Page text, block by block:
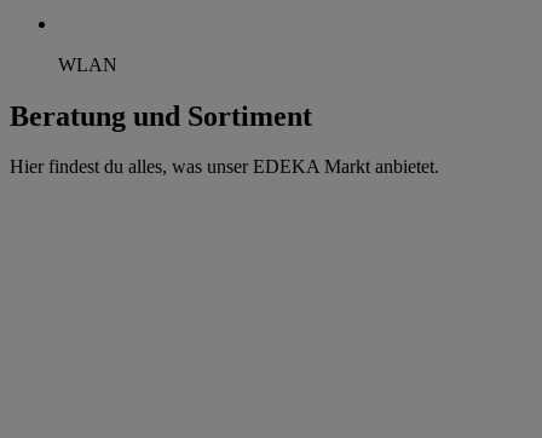
WLAN
Beratung und Sortiment
Hier findest du alles, was unser EDEKA Markt anbietet.